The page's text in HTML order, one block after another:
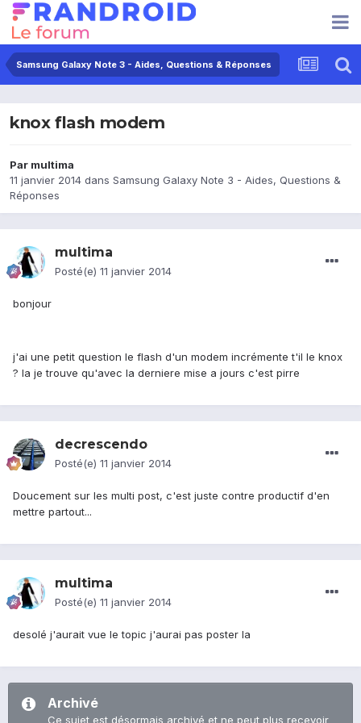
Samsung Galaxy Note 3 - Aides, Questions & Réponses
knox flash modem
Par multima
11 janvier 2014 dans Samsung Galaxy Note 3 - Aides, Questions &
Réponses
multima
Posté(e) 11 janvier 2014
bonjour
j'ai une petit question le flash d'un modem incrémente t'il le knox
? la je trouve qu'avec la derniere mise a jours c'est pirre
decrescendo
Posté(e) 11 janvier 2014
Doucement sur les multi post, c'est juste contre productif d'en
mettre partout...
multima
Posté(e) 11 janvier 2014
desolé j'aurait vue le topic j'aurai pas poster la
Archivé
Ce sujet est désormais archivé et ne peut plus recevoir